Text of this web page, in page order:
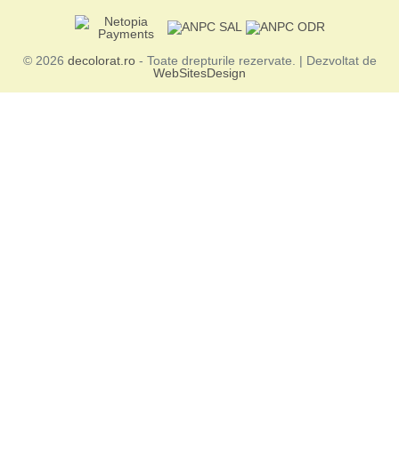
© 2026 decolorat.ro- Toate drepturile rezervate. | Dezvoltat de
WebSitesDesign